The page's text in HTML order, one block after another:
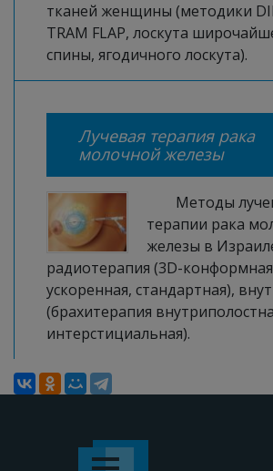
тканей женщины (методики
TRAM FLAP, лоскута
спины, ягодичного лоскута).
Лучевая терапия рака
молочной железы
Методы
терапии рака
железы в
радиотерапия (3D-
ускоренная, стандартная),
(брахитерапия
интерстициальная).